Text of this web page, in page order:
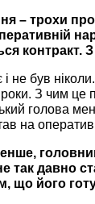
– трохи
контракт.
і не був
З чим це
голова
на
так давно
що його